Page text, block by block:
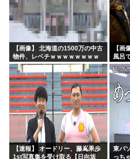
【画像】 北海道の1500万の中古
物件、レベチｗｗｗｗｗｗｗｗ
ｗｗｗｗｗｗｗｗｗｗｗｗ
【画
風呂
ｗｗ
【速報】 オードリー、藤嶌果歩
1st写真集を受け取る【日向坂
東パ
っち